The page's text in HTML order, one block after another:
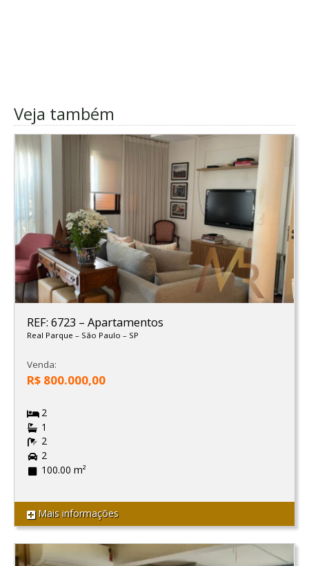
Veja também
REF: 6723 – Apartamentos
Real Parque – São Paulo – SP
Venda:
R$ 800.000,00
2
1
2
2
100.00 m²
Mais informações